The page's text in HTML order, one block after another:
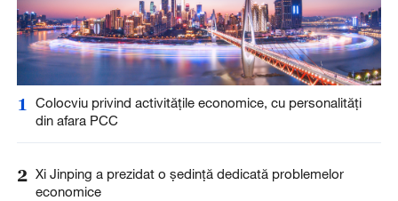
1
Colocviu privind activitățile economice, cu personalități
din afara PCC
2 Xi Jinping a prezidat o ședință dedicată problemelor
economice